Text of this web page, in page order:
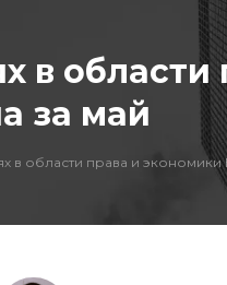
в
за май
в области права и экономики